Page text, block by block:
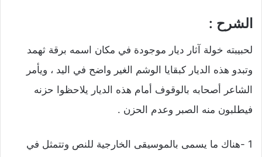
الشرح :
لحبيبته خولة آثار ديار موجودة في مكان اسمه برقة ثهمد
وتبدو هذه الديار كبقايا الوشم الغير واضح في اليد ، ويأمر
الشاعر أصحابه بالوقوف أمام هذه الديار يلاحظوا حزنه
فيطلبون منه الصبر وعدم الحزن .
1 -هناك ما يسمى بالموسيقى الخارجية للنص وتتمثل في